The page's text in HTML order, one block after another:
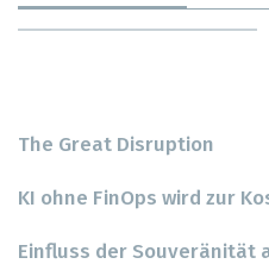
The Great Disruption
KI ohne FinOps wird zur
Einfluss der Souveränität